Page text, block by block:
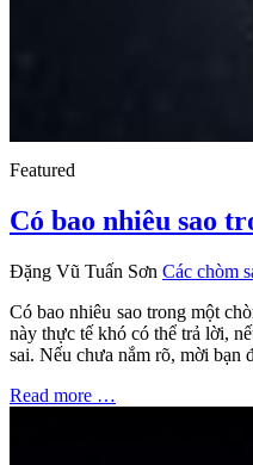
Featured
Có bao nhiêu sao
Đặng Vũ Tuấn Sơn Các chòm
Có bao nhiêu sao trong một
này thực tế khó có thể trả lời,
sai. Nếu chưa nắm rõ, mời bạn
Read more …